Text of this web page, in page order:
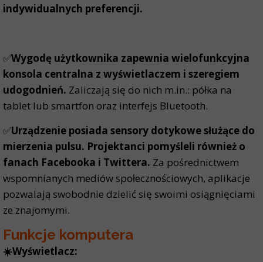
indywidualnych preferencji.
✅Wygodę użytkownika zapewnia wielofunkcyjna
konsola centralna z wyświetlaczem i szeregiem
udogodnień. Zaliczają się do nich m.in.: półka na
tablet lub smartfon oraz interfejs Bluetooth.
✅Urządzenie posiada sensory dotykowe służące do
mierzenia pulsu. Projektanci pomyśleli również o
fanach Facebooka i Twittera. Za pośrednictwem
wspomnianych mediów społecznościowych, aplikacje
pozwalają swobodnie dzielić się swoimi osiągnięciami
ze znajomymi.
Funkcje komputera
☀️Wyświetlacz: